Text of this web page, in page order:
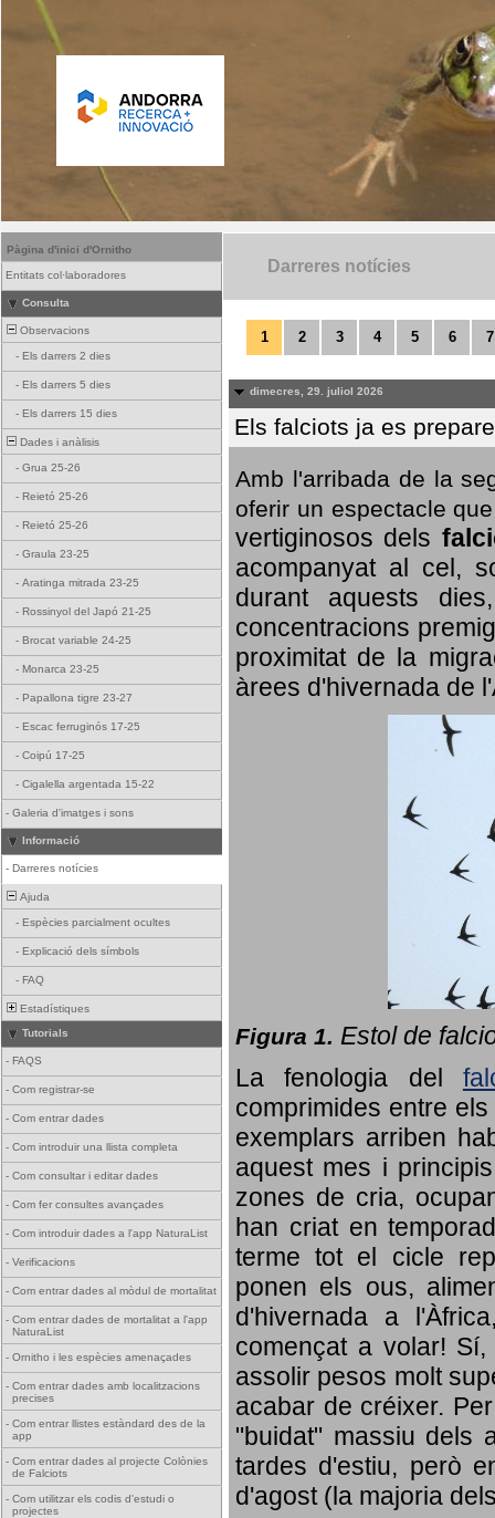
Pàgina d'inici d'Ornitho
Entitats col·laboradores
Consulta
Observacions
- Els darrers 2 dies
- Els darrers 5 dies
- Els darrers 15 dies
Dades i anàlisis
- Grua 25-26
- Reietó 25-26
- Reietó 25-26
- Graula 23-25
- Aratinga mitrada 23-25
- Rossinyol del Japó 21-25
- Brocat variable 24-25
- Monarca 23-25
- Papallona tigre 23-27
- Escac ferruginós 17-25
- Coipú 17-25
- Cigalella argentada 15-22
- Galeria d'imatges i sons
Informació
- Darreres notícies
Ajuda
- Espècies parcialment ocultes
- Explicació dels símbols
- FAQ
Estadístiques
Tutorials
- FAQS
- Com registrar-se
- Com entrar dades
- Com introduir una llista completa
- Com consultar i editar dades
- Com fer consultes avançades
- Com introduir dades a l'app NaturaList
- Verificacions
- Com entrar dades al mòdul de mortalitat
- Com entrar dades de mortalitat a l'app
NaturaList
- Ornitho i les espècies amenaçades
- Com entrar dades amb localitzacions
precises
- Com entrar llistes estàndard des de la
app
- Com entrar dades al projecte Colònies
de Falciots
- Com utilitzar els codis d'estudi o
projectes
Darreres notícies
1 2 3 4 5 6 7
dimecres, 29. juliol 2026
Els falciots ja es
Amb l'arribada de la
oferir un espectacle
vertiginosos dels
acompanyat al cel,
durant aquests
concentracions
proximitat de la
àrees d'hivernada de
Figura 1. Estol de
La fenologia del
comprimides entre
exemplars arriben
aquest mes i
zones de cria,
han criat en
terme tot el cicle
ponen els ous,
d'hivernada a
començat a volar!
assolir pesos molt
acabar de créixer.
"buidat" massiu dels
tardes d'estiu, però
d'agost (la majoria